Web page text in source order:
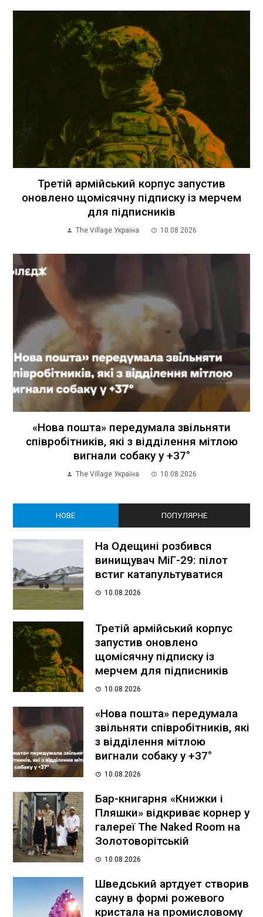
Третій армійський корпус запустив
оновлено щомісячну підписку із мерчем
для підписників
The Village Україна 10.08.2026
«Нова пошта» передумала звільняти
співробітників, які з відділення мітлою
вигнали собаку у +37°
The Village Україна 10.08.2026
НОВЕ ПОПУЛЯРНЕ
На Одещині розбився
винищувач МіГ-29: пілот
встиг катапультуватися
10.08.2026
Третій армійський корпус
запустив оновлено
щомісячну підписку із
мерчем для підписників
10.08.2026
«Нова пошта» передумала
звільняти співробітників, які
з відділення мітлою
вигнали собаку у +37°
10.08.2026
Бар-книгарня «Книжки і
Пляшки» відкриває корнер у
галереї The Naked Room на
Золотоворітській
10.08.2026
Шведський артдует створив
сауну в формі рожевого
кристала на промисловому